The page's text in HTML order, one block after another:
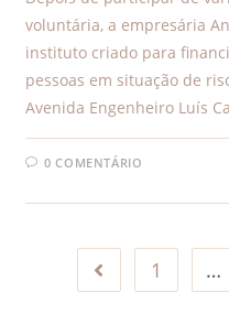
voluntária, a empresária
instituto criado para
pessoas em situação de
Avenida Engenheiro Luís
0 COMENTÁRIO
1 …